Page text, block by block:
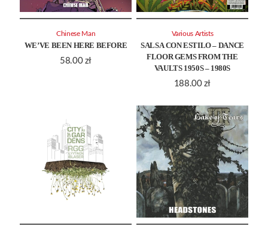
WE’VE BEEN HERE BEFORE
58.00 zł
Chinese Man
SALSA CON ESTILO – DANCE
FLOOR GEMS FROM THE
VAULTS 1950S – 1980S
188.00 zł
Various Artists